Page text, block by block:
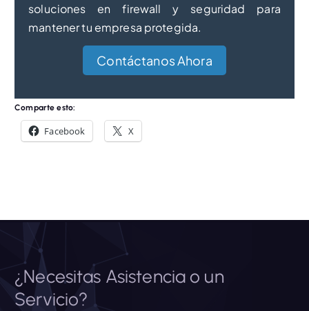
soluciones en firewall y seguridad para
mantener tu empresa protegida.
Contáctanos Ahora
Comparte esto:
Facebook X
¿Necesitas Asistencia o un
Servicio?